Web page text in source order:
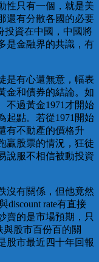
性只有一個，就是美
還有分散各國的必要
投資在中國，中國將
是金融界的共識，有
是有心還無意，幅表
金和債券的結論。如
不過黃金1971才開始
起點。若從1971開始
有不動產的價格升
贏股票的情況，狂徒
說服不相信被動投資
沒有關係，但他竟然
discount rate有直接
賣的是市場預期，只
股市百份百的關
股市最近四十年回報